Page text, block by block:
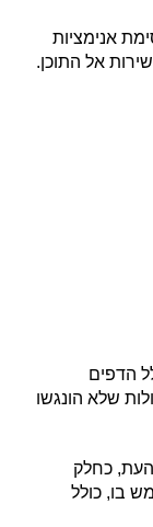
אנימציות
אל התוכן.
הדפים
שלא הונגשו
העת,כחלק
בו,כולל